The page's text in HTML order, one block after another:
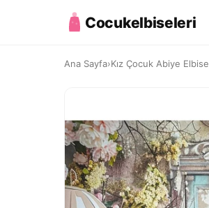
Cocukelbiseleri
Ana Sayfa›Kız Çocuk Abiye Elbise